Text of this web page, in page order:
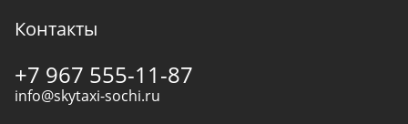
Контакты
+7 967 555-11-87
info@skytaxi-sochi.ru